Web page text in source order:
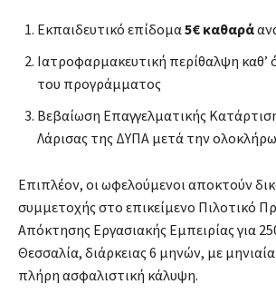
Εκπαιδευτικό επίδομα 5€ καθαρά
Ιατροφαρμακευτική περίθαλψη καθ’
του προγράμματος
Βεβαίωση Επαγγελματικής
Λάρισας της ΔΥΠΑ μετά την
Επιπλέον, οι ωφελούμενοι αποκτούν
συμμετοχής στο επικείμενο Πιλοτικό
Απόκτησης Εργασιακής Εμπειρίας για
Θεσσαλία, διάρκειας 6 μηνών, με
πλήρη ασφαλιστική κάλυψη.